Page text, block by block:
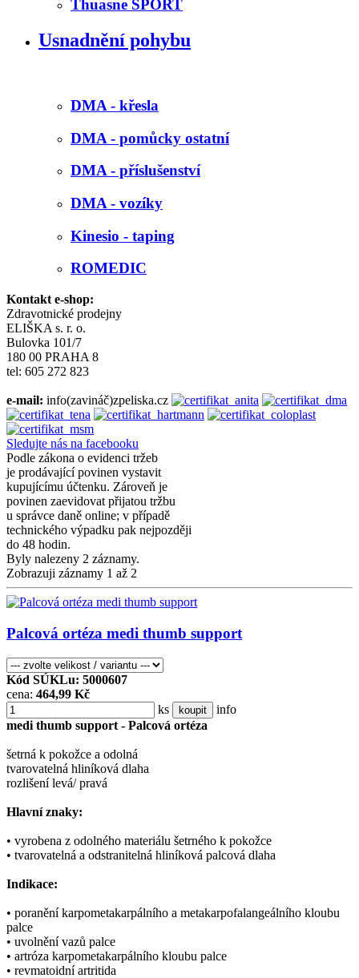
Thuasne SPORT
Usnadnění pohybu
DMA - křesla
DMA - pomůcky ostatní
DMA - příslušenství
DMA - vozíky
Kinesio - taping
ROMEDIC
Kontakt e-shop:
Zdravotnické prodejny
ELIŠKA s. r. o.
Bulovka 101/7
180 00 PRAHA 8
tel: 605 272 823
e-mail: info(zavináč)zpeliska.cz
Sledujte nás na facebooku
Podle zákona o evidenci tržeb
je prodávající povinen vystavit
kupujícímu účtenku. Zároveň je
povinen zaevidovat přijatou tržbu
u správce daně online; v případě
technického výpadku pak nejpozději
do 48 hodin.
Byly nalezeny 2 záznamy.
Zobrazuji záznamy 1 až 2
Palcová ortéza medi thumb support
Kód SÚKLu: 5000607
cena: 464,99 Kč
ks
koupit
info
medi thumb support - Palcová ortéza
šetrná k pokožce a odolná
tvarovatelná hliníková dlaha
rozlišení levá/ pravá
Hlavní znaky:
• vyrobena z odolného materiálu šetrného k pokožce
• tvarovatelná a odstranitelná hliníková palcová dlaha
Indikace:
• poranění karpometakarpálního a metakarpofalangeálního kloubu
palce
• uvolnění vazů palce
• artróza karpometakarpálního kloubu palce
• revmatoidní artritida